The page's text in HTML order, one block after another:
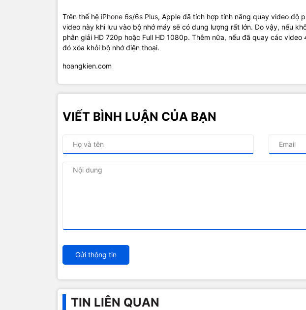
Trên thế hệ iPhone 6s/6s Plus, Apple đã tích hợp tính năng quay video độ
video này khi lưu vào bộ nhớ máy sẽ có dung lượng rất lớn. Do vậy, nếu
phân giải HD 720p hoặc Full HD 1080p. Thêm nữa, nếu đã quay các
đó xóa khỏi bộ nhớ điện thoại.
hoangkien.com
VIẾT BÌNH LUẬN CỦA BẠN
Gửi thông tin
TIN LIÊN QUAN